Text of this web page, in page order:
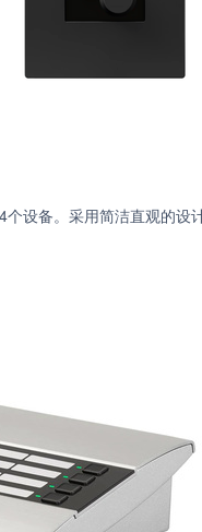
设备。采用简洁直观的设